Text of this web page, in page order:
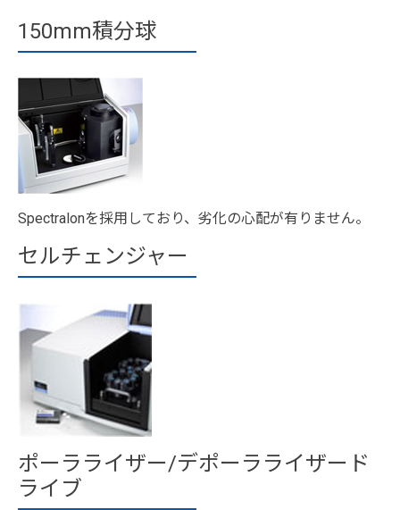
150mm積分球
Spectralonを採用しており、劣化の心配が有りません。
セルチェンジャー
ポーラライザー/デポーラライザード
ライブ